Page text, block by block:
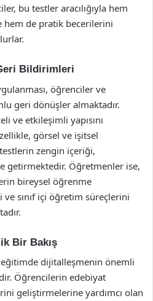
bu testler aracılığıyla hem
de pratik becerilerini
Bildirimleri
öğrenciler ve
geri dönüşler almaktadır.
ve etkileşimli yapısını
görsel ve işitsel
zengin içeriği,
getirmektedir. Öğretmenler ise,
bireysel öğrenme
sınıf içi öğretim süreçlerini
Bir Bakış
eğitimde dijitalleşmenin önemli
Öğrencilerin edebiyat
geliştirmelerine yardımcı olan